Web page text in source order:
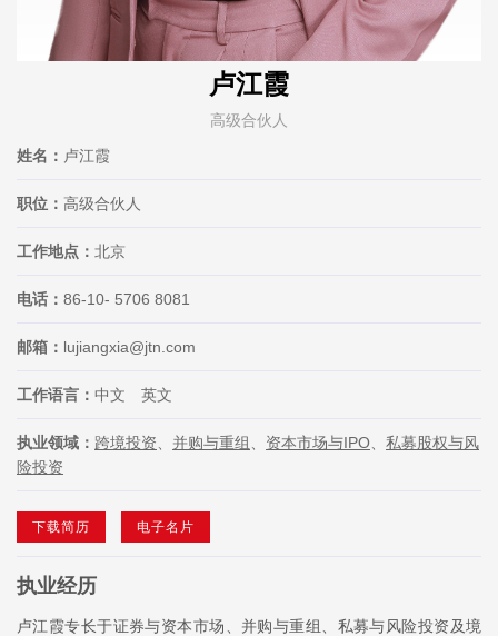
卢江霞
高级合伙人
姓名： 卢江霞
职位： 高级合伙人
工作地点： 北京
电话： 86-10- 5706 8081
邮箱： lujiangxia@jtn.com
工作语言： 中文 英文
执业领域： 跨境投资 并购与重组 资本市场与IPO
私募股权与风
险投资
下载简历 电子名片
执业经历
卢江霞专长于证券与资本市场、并购与重组、私募与风险投资及境